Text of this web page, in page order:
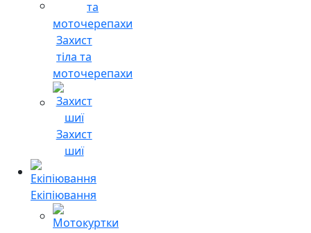
Захист
тіла та
моточерепахи
Захист
шиї
Екіпіювання